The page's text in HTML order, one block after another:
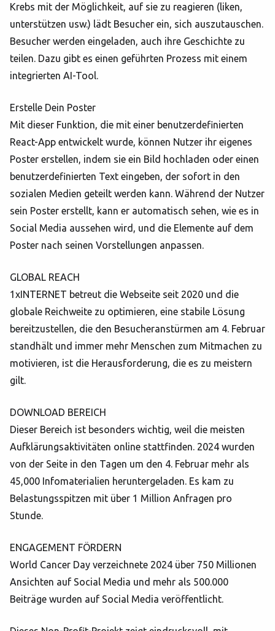
Krebs mit der Möglichkeit, auf sie zu reagieren (liken,
unterstützen usw.) lädt Besucher ein, sich auszutauschen.
Besucher werden eingeladen, auch ihre Geschichte zu
teilen. Dazu gibt es einen geführten Prozess mit einem
integrierten AI-Tool.
Erstelle Dein Poster
Mit dieser Funktion, die mit einer benutzerdefinierten
React-App entwickelt wurde, können Nutzer ihr eigenes
Poster erstellen, indem sie ein Bild hochladen oder einen
benutzerdefinierten Text eingeben, der sofort in den
sozialen Medien geteilt werden kann. Während der Nutzer
sein Poster erstellt, kann er automatisch sehen, wie es in
Social Media aussehen wird, und die Elemente auf dem
Poster nach seinen Vorstellungen anpassen.
GLOBAL REACH
1xINTERNET betreut die Webseite seit 2020 und die
globale Reichweite zu optimieren, eine stabile Lösung
bereitzustellen, die den Besucheranstürmen am 4. Februar
standhält und immer mehr Menschen zum Mitmachen zu
motivieren, ist die Herausforderung, die es zu meistern
gilt.
DOWNLOAD BEREICH
Dieser Bereich ist besonders wichtig, weil die meisten
Aufklärungsaktivitäten online stattfinden. 2024 wurden
von der Seite in den Tagen um den 4. Februar mehr als
45,000 Infomaterialien heruntergeladen. Es kam zu
Belastungsspitzen mit über 1 Million Anfragen pro
Stunde.
ENGAGEMENT FÖRDERN
World Cancer Day verzeichnete 2024 über 750 Millionen
Ansichten auf Social Media und mehr als 500.000
Beiträge wurden auf Social Media veröffentlicht.